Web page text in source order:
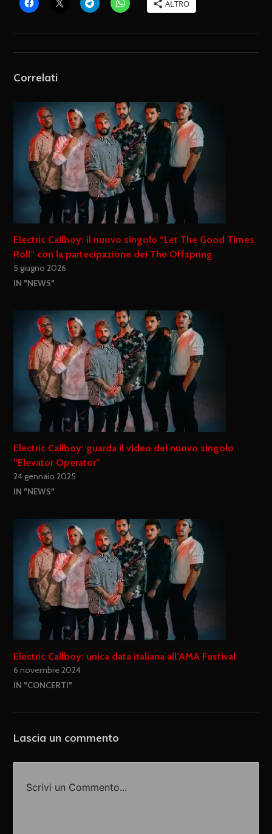
ALTRO
Correlati
Electric Callboy: il nuovo singolo “Let The Good Times
Roll” con la partecipazione dei The Offspring
5 giugno 2026
IN "NEWS"
Electric Callboy: guarda il video del nuovo singolo
“Elevator Operator”
24 gennaio 2025
IN "NEWS"
Electric Callboy: unica data italiana all’AMA Festival
6 novembre 2024
IN "CONCERTI"
Lascia un commento
Scrivi un Commento...